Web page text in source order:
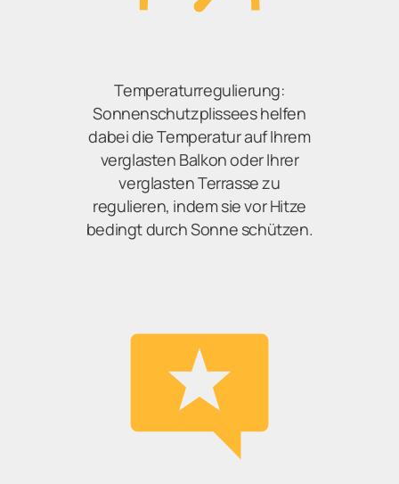
Temperaturregulierung:
Sonnenschutzplissees helfen
dabei die Temperatur auf Ihrem
verglasten Balkon oder Ihrer
verglasten Terrasse zu
regulieren, indem sie vor Hitze
bedingt durch Sonne schützen.